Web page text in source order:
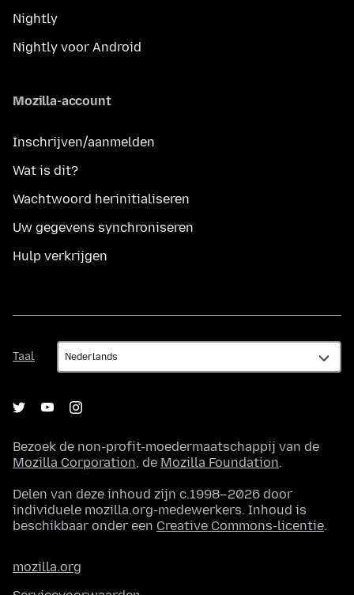
Nightly
Nightly voor Android
Mozilla-account
Inschrijven/aanmelden
Wat is dit?
Wachtwoord herinitialiseren
Uw gegevens synchroniseren
Hulp verkrijgen
Taal
Taal
Bezoek de non-profit-moedermaatschappij van de
Mozilla Corporation, de Mozilla Foundation.
Delen van deze inhoud zijn c.1998–2026 door
individuele mozilla.org-medewerkers. Inhoud is
beschikbaar onder een Creative Commons-licentie.
mozilla.org